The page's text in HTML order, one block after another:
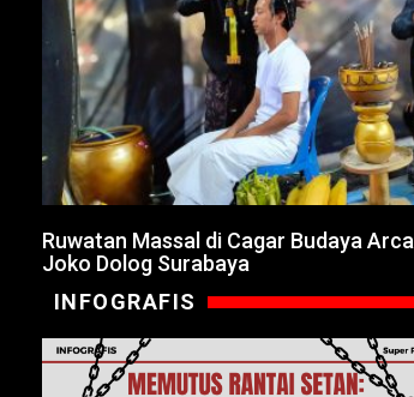
Ruwatan Massal di Cagar Budaya Arca
Joko Dolog Surabaya
INFOGRAFIS